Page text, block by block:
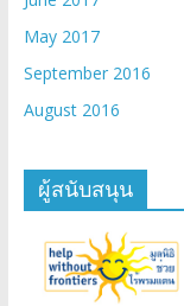
May 2017
September 2016
August 2016
ผู้สนับสนุน